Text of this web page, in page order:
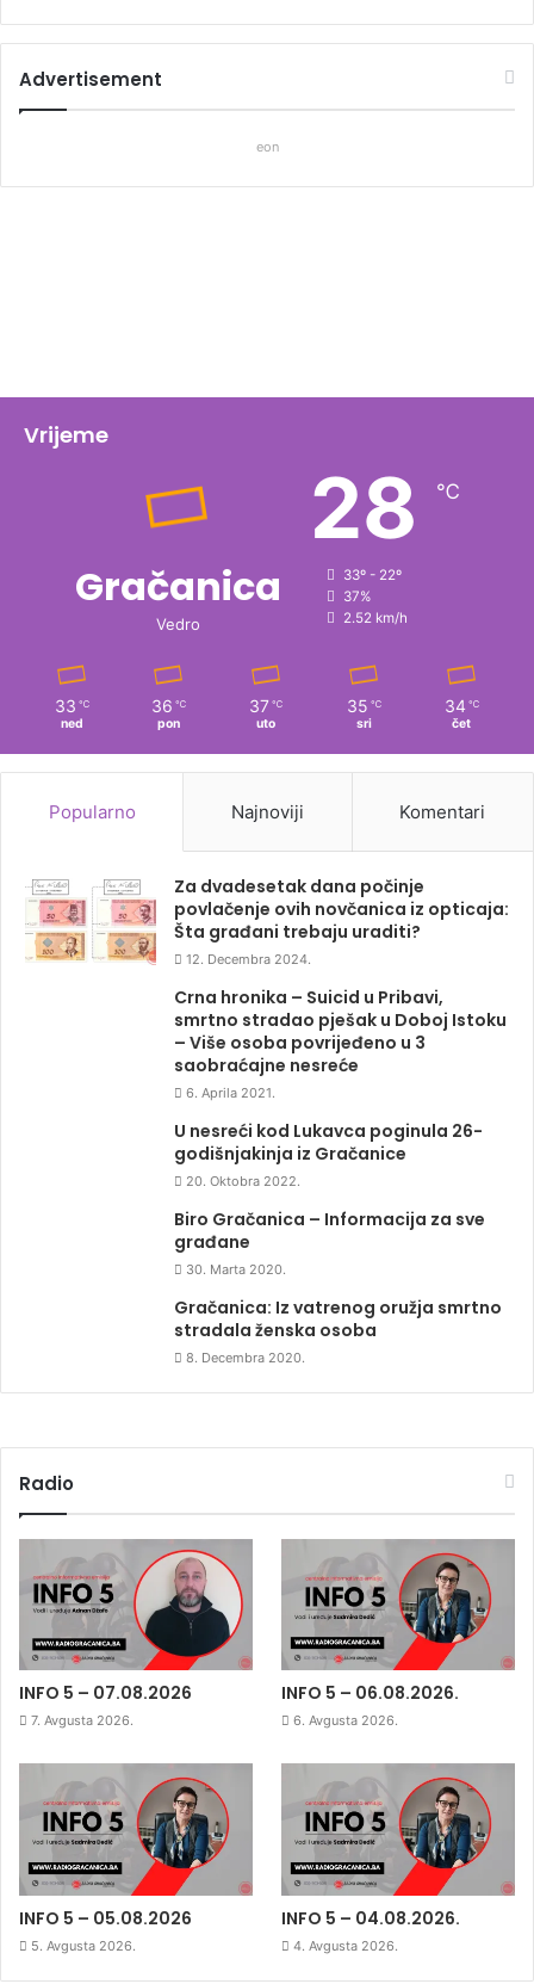
Advertisement
eon
Vrijeme
Gračanica
Vedro
28 ℃
33º - 22º
37%
2.52 km/h
33 ℃
ned
36 ℃
pon
37 ℃
uto
35 ℃
sri
34 ℃
čet
Popularno Najnoviji Komentari
Za dvadesetak dana počinje
povlačenje ovih novčanica iz opticaja:
Šta građani trebaju uraditi?
12. Decembra 2024.
Crna hronika – Suicid u Pribavi,
smrtno stradao pješak u Doboj Istoku
– Više osoba povrijeđeno u 3
saobraćajne nesreće
6. Aprila 2021.
U nesreći kod Lukavca poginula 26-
godišnjakinja iz Gračanice
20. Oktobra 2022.
Biro Gračanica – Informacija za sve
građane
30. Marta 2020.
Gračanica: Iz vatrenog oružja smrtno
stradala ženska osoba
8. Decembra 2020.
Radio
INFO 5 – 07.08.2026
7. Avgusta 2026.
INFO 5 – 06.08.2026.
6. Avgusta 2026.
INFO 5 – 05.08.2026
5. Avgusta 2026.
INFO 5 – 04.08.2026.
4. Avgusta 2026.